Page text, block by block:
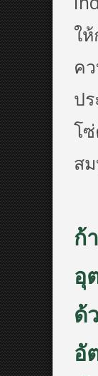
ใ
ค
ป
โ
ส
ก้
อุ
ด้
อั